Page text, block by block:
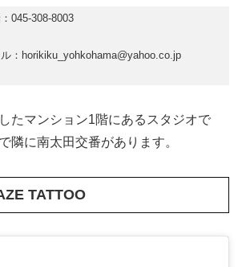
045-308-8003
ル：horikiku_yohkohama@yahoo.co.jp
たマンション1階にあるスタジオで
隣に南太田交番があります。
TATTOO